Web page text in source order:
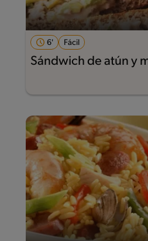
6' Fácil
Sándwich de atún y